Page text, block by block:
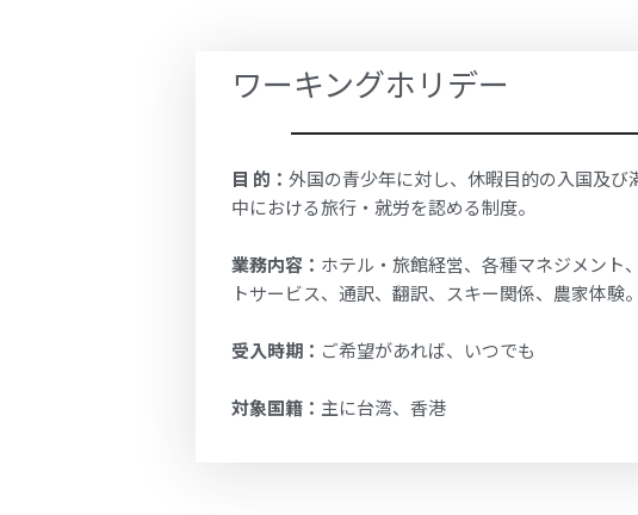
ワーキングホリデー
目 的：外国の青少年に対し、休暇目的の入国及び
中における旅行・就労を認める制度。
業務内容： ホテル・旅館経営、各種マネジメント
トサービス、通訳、翻訳、スキー関係、農家体験。
受入時期： ご希望があれば、いつでも
対象国籍： 主に台湾、香港